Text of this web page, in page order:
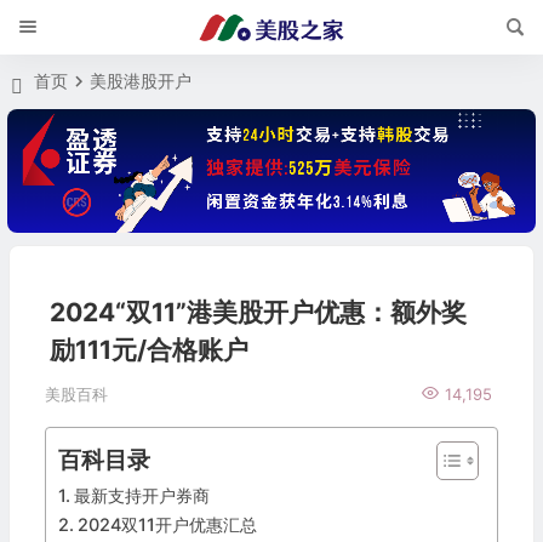
首页 美股港股开户
2024“双11”港美股开户优惠：额外奖
励111元/合格账户
美股百科 14,195
百科目录
最新支持开户券商
2024双11开户优惠汇总